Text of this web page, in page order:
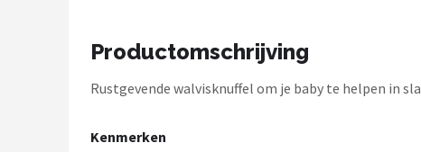
Decopatent
Countryfield
Productomschrijving
Rustgevende walvisknuffel om je baby te helpen in
Kenmerken